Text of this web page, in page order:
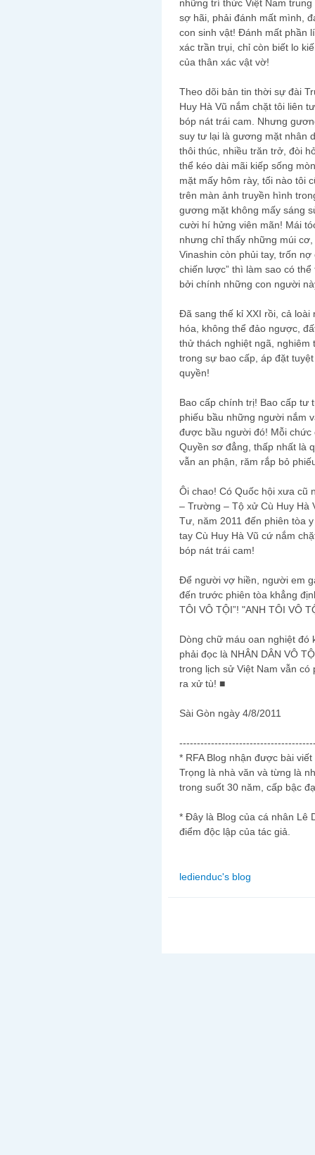
những trí thức Việt Nam
sợ hãi, phải đánh mất mình,
con sinh vật! Đánh mất phần
xác trần trụi, chỉ còn biết lo
của thân xác vật vờ!
Theo dõi bản tin thời sự đài
Huy Hà Vũ nắm chặt tôi liên
bóp nát trái cam. Nhưng
suy tư lại là gương mặt nhân
thôi thúc, nhiều trăn trở, đòi
thể kéo dài mãi kiếp sống
mặt mấy hôm rày, tối nào tôi
trên màn ảnh truyền hình
gương mặt không mấy sáng
cười hí hửng viên mãn! Mái
nhưng chỉ thấy những múi
Vinashin còn phủi tay, trốn
chiến lược” thì làm sao có
bởi chính những con người
Đã sang thế kỉ XXI rồi, cả
hóa, không thể đảo ngược,
thử thách nghiệt ngã, nghiêm
trong sự bao cấp, áp đặt
quyền!
Bao cấp chính trị! Bao cấp tư
phiếu bầu những người nắm
được bầu người đó! Mỗi
Quyền sơ đẳng, thấp nhất là
vẫn an phận, răm rắp bỏ
Ôi chao! Có Quốc hội xưa cũ
– Trường – Tộ xử Cù Huy Hà
Tư, năm 2011 đến phiên tòa
tay Cù Huy Hà Vũ cứ nắm
bóp nát trái cam!
Để người vợ hiền, người em
đến trước phiên tòa khẳng
TÔI VÔ TỘI”! "ANH TÔI VÔ
Dòng chữ máu oan nghiệt đó
phải đọc là NHÂN DÂN VÔ
trong lịch sử Việt Nam vẫn
ra xử tù! ■
Sài Gòn ngày 4/8/2011
* RFA Blog nhận được bài
Trọng là nhà văn và từng là
trong suốt 30 năm, cấp bậc
* Đây là Blog của cá nhân Lê
điểm độc lập của tác giả.
ledienduc's blog